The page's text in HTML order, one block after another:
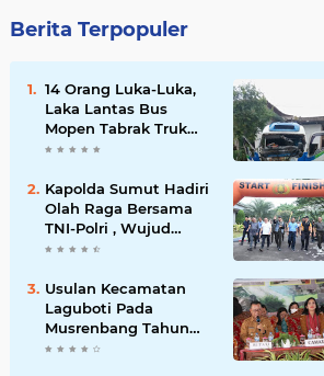
Berita Terpopuler
14 Orang Luka-Luka,
Laka Lantas Bus
Mopen Tabrak Truk
Sedang Parkir Di
Kapolda Sumut Hadiri
Olah Raga Bersama
TNI-Polri , Wujud
Kebersamaan Menjaga
Usulan Kecamatan
Laguboti Pada
Musrenbang Tahun
2025, Bupati Toba